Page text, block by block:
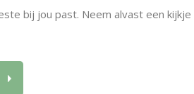
bij jou past. Neem alvast een